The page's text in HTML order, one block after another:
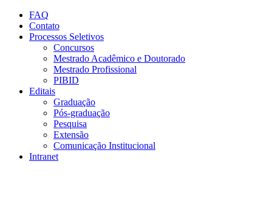
Conteúdo principal
FAQ
Contato
Processos Seletivos
Concursos
Mestrado Acadêmico e Doutorado
Mestrado Profissional
PIBID
Editais
Graduação
Pós-graduação
Pesquisa
Extensão
Comunicação Institucional
Intranet